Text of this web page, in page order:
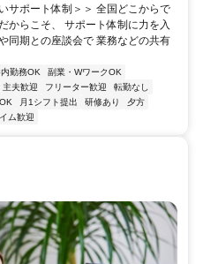
サポート体制＞＞ 全国どこからで
からこそ、 サポート体制に力を入
同期との座談会で 業務などの共有
勤務OK
副業・WワークOK
主夫歓迎 フリーター歓迎
転勤なし
月1シフト提出 研修あり
夕方
ム歓迎